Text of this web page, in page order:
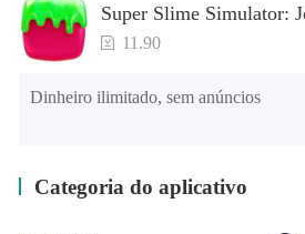
Super Slime Simulator:
DIY11.90
Dinheiro ilimitado, sem anúncios
Categoria do aplicativo